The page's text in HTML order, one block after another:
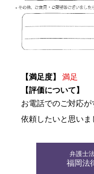
【満足度】
満足
【評価について】
お電話でのご対応
依頼したいと思いま
弁護士
福岡法